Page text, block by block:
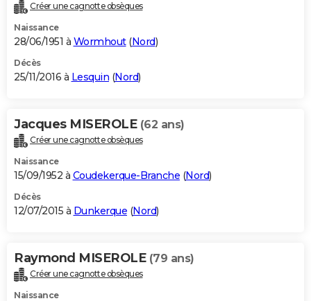
Créer une cagnotte obsèques
Naissance
28/06/1951 à Wormhout(Nord)
Décès
25/11/2016 à Lesquin (Nord)
Jacques MISEROLE (62 ans)
Créer une cagnotte obsèques
Naissance
15/09/1952 à Coudekerque-Branche (Nord)
Décès
12/07/2015 à Dunkerque (Nord)
Raymond MISEROLE (79 ans)
Créer une cagnotte obsèques
Naissance